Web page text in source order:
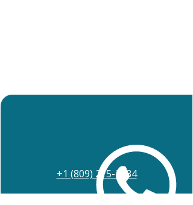
+1 (809) 215-2534